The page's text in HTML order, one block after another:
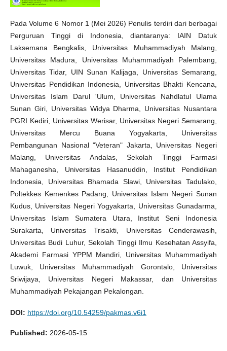
Pada Volume 6 Nomor 1 (Mei 2026) Penulis terdiri dari berbagai
Perguruan Tinggi di Indonesia, diantaranya: IAIN Datuk
Laksemana Bengkalis, Universitas Muhammadiyah Malang,
Universitas Madura, Universitas Muhammadiyah Palembang,
Universitas Tidar, UIN Sunan Kalijaga, Universitas Semarang,
Universitas Pendidikan Indonesia, Universitas Bhakti Kencana,
Universitas Islam Darul 'Ulum, Universitas Nahdlatul Ulama
Sunan Giri, Universitas Widya Dharma, Universitas Nusantara
PGRI Kediri, Universitas Werisar, Universitas Negeri Semarang,
Universitas Mercu Buana Yogyakarta, Universitas
Pembangunan Nasional "Veteran" Jakarta, Universitas Negeri
Malang, Universitas Andalas, Sekolah Tinggi Farmasi
Mahaganesha, Universitas Hasanuddin, Institut Pendidikan
Indonesia, Universitas Bhamada Slawi, Universitas Tadulako,
Poltekkes Kemenkes Padang, Universitas Islam Negeri Sunan
Kudus, Universitas Negeri Yogyakarta, Universitas Gunadarma,
Universitas Islam Sumatera Utara, Institut Seni Indonesia
Surakarta, Universitas Trisakti, Universitas Cenderawasih,
Universitas Budi Luhur, Sekolah Tinggi Ilmu Kesehatan Assyifa,
Akademi Farmasi YPPM Mandiri, Universitas Muhammadiyah
Luwuk, Universitas Muhammadiyah Gorontalo, Universitas
Sriwijaya, Universitas Negeri Makassar, dan Universitas
Muhammadiyah Pekajangan Pekalongan.
DOI: https://doi.org/10.54259/pakmas.v6i1
Published: 2026-05-15